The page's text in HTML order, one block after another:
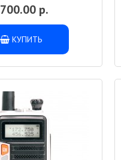
р.
КУПИТЬ